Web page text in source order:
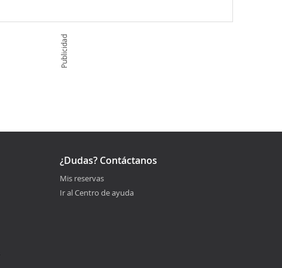
Publicidad
¿Dudas? Contáctanos
Mis reservas
Ir al Centro de ayuda